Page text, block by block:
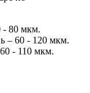
- 80 мкм.
– 60 - 120 мкм.
- 110 мкм.